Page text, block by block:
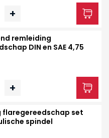
+
remleiding
DIN en SAE 4,75
+
flaregereedschap set
spindel